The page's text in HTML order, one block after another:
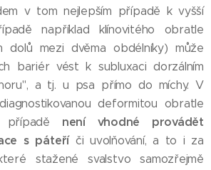
v tom nejlepším případě k vyšší
například klínovitého obratle
dolů mezi dvěma obdélníky) může
bariér vést k subluxaci dorzálním
a tj. u psa přímo do míchy. V
deformitou obratle
případě není vhodné provádět
s páteříči uvolňování, a to i za
stažené svalstvo samozřejmě